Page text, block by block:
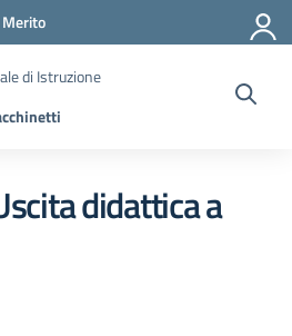
di Istruzione
didattica a